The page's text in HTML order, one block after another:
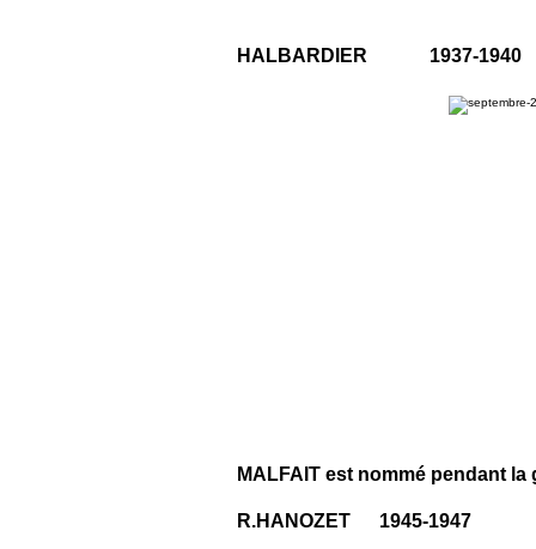
HALBARDIER 1937-1940
MALFAIT est nommé pendant
R.HANOZET 1945-1947